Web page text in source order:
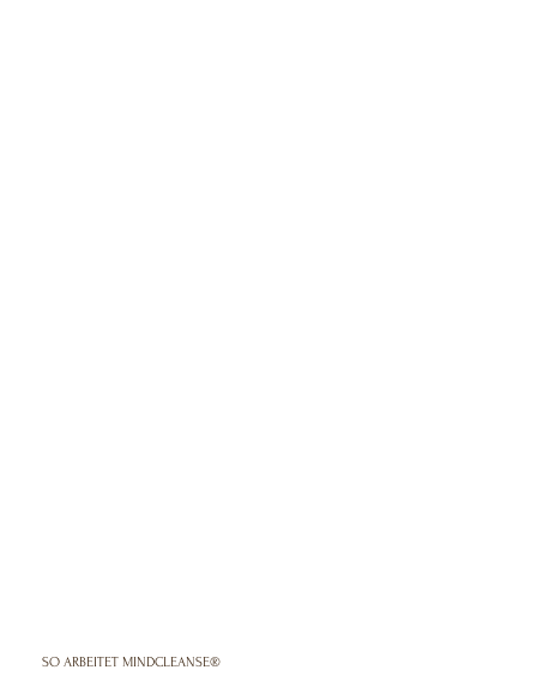
SO ARBEITET MINDCLEANSE®